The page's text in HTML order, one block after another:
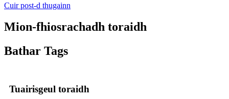
Cuir post-d thugainn
Mion-fhiosrachadh toraidh
Bathar Tags
Tuairisgeul toraidh